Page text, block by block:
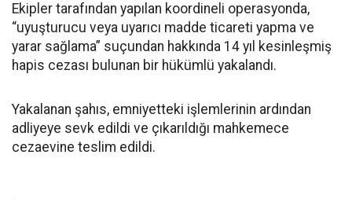
Ekipler tarafından yapılan koordineli operasyonda,
“uyuşturucu veya uyarıcı madde ticareti yapma ve
yarar sağlama” suçundan hakkında 14 yıl kesinleşmiş
hapis cezası bulunan bir hükümlü yakalandı.
Yakalanan şahıs, emniyetteki işlemlerinin ardından
adliyeye sevk edildi ve çıkarıldığı mahkemece
cezaevine teslim edildi.